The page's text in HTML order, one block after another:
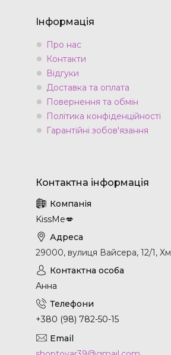
Інформація
Про нас
Контакти
Відгуки
Доставка та оплата
Повернення та обмін
Політика конфіденційності
Гарантійні зобов'язання
KissMe💋
29000, вулиця Вайсера, 12/1,
Анна
+380 (98) 782-50-15